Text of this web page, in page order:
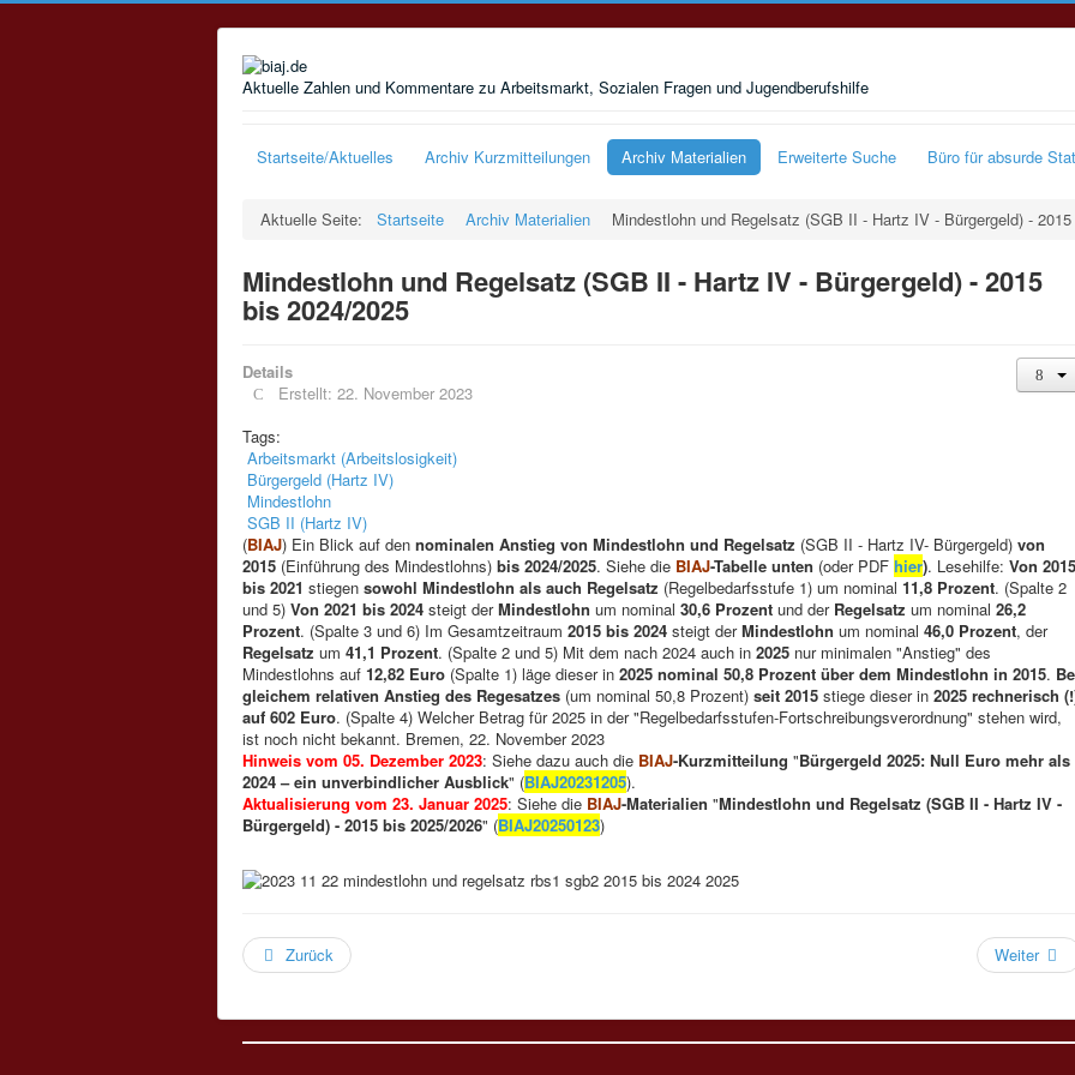
Aktuelle Zahlen und Kommentare zu Arbeitsmarkt, Sozialen Fragen und Jugendberufshilfe
Startseite/Aktuelles Archiv Kurzmitteilungen Archiv Materialien Erweiterte Suche Büro für absurde
Aktuelle Seite: Startseite Archiv Materialien Mindestlohn und Regelsatz (SGB II - Hartz IV - Bürgergeld) -
Mindestlohn und Regelsatz (SGB II - Hartz IV - Bürgergeld) - 2015
bis 2024/2025
Details
Erstellt: 22. November 2023
Tags:
Arbeitsmarkt (Arbeitslosigkeit)
Bürgergeld (Hartz IV)
Mindestlohn
SGB II (Hartz IV)
(BIAJ) Ein Blick auf den nominalen Anstieg von Mindestlohn und Regelsatz (SGB II - Hartz IV- Bürgergeld) von
2015 (Einführung des Mindestlohns) bis 2024/2025. Siehe die BIAJ-Tabelle unten (oder PDF hier). Lesehilfe: Von 2015
bis 2021 stiegen sowohl Mindestlohn als auch Regelsatz (Regelbedarfsstufe 1) um nominal 11,8 Prozent. (Spalte 2
und 5) Von 2021 bis 2024 steigt derMindestlohn um nominal 30,6 Prozent und der Regelsatz um nominal 26,2
Prozent. (Spalte 3 und 6) Im Gesamtzeitraum 2015 bis 2024 steigt derMindestlohn um nominal 46,0 Prozent, der
Regelsatz um 41,1 Prozent. (Spalte 2 und 5) Mit dem nach 2024 auch in 2025 nur minimalen "Anstieg" des
Mindestlohns auf 12,82 Euro (Spalte 1) läge dieser in 2025 nominal 50,8 Prozent über dem Mindestlohn in 2015.
gleichem relativen Anstieg des Regesatzes (um nominal 50,8 Prozent) seit 2015 stiege dieser in 2025 rechnerisch
auf 602 Euro. (Spalte 4) Welcher Betrag für 2025 in der "Regelbedarfsstufen-Fortschreibungsverordnung" stehen wird,
ist noch nicht bekannt. Bremen, 22. November 2023
Hinweis vom 05. Dezember 2023: Siehe dazu auch die BIAJ-Kurzmitteilung "Bürgergeld 2025: Null Euro mehr als
2024 – ein unverbindlicher Ausblick" (BIAJ20231205).
Aktualisierung vom 23. Januar 2025: Siehe die BIAJ-Materialien "Mindestlohn und Regelsatz (SGB II - Hartz IV -
Bürgergeld) - 2015 bis 2025/2026" (BIAJ20250123)
Zurück Weiter